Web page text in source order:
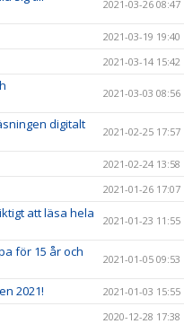
2021-03-26 08:47
2021-03-19 19:40
2021-03-14 15:42
2021-03-03 08:56
digitalt
2021-02-25 17:57
2021-02-24 13:58
2021-01-26 17:07
att läsa hela
2021-01-23 11:55
för 15 år och
2021-01-05 09:53
2021! 2021-01-03 15:55
2020-12-28 17:38